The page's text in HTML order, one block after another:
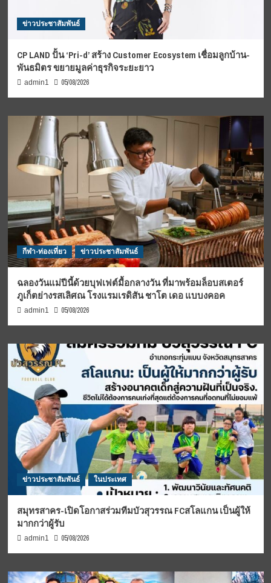
ข่าวประชาสัมพันธ์
CP LAND ปั้น ‘Pri-d’ สร้าง Customer Ecosystem เชื่อมลูกบ้าน-
พันธมิตร ขยายมูลค่าธุรกิจระยะยาว
admin1 05/08/2026
กีฬา-ท่องเที่ยว ข่าวประชาสัมพันธ์
ฉลองวันแม่ปีนี้ด้วยบุฟเฟต์มื้อกลางวัน ที่มาพร้อมล็อบสเตอร์
ภูเก็ตย่างรสเลิศณ โรงแรมเรดิสัน ชาโต เดอ แบบงคอค
admin1 05/08/2026
ข่าวประชาสัมพันธ์ ในประเทศ
สมุทรสาคร-เปิดโอกาสร่วมทีมบัวสุวรรณ FCสโลแกน เป็นผู้ให้
มากกว่าผู้รับ
admin1 05/08/2026